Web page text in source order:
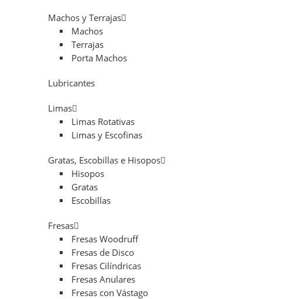
Machos y Terrajas
Machos
Terrajas
Porta Machos
Lubricantes
Limas
Limas Rotativas
Limas y Escofinas
Gratas, Escobillas e Hisopos
Hisopos
Gratas
Escobillas
Fresas
Fresas Woodruff
Fresas de Disco
Fresas Cilíndricas
Fresas Anulares
Fresas con Vástago